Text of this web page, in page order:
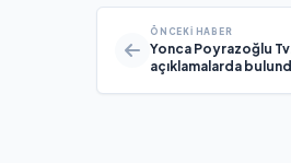
ÖNCEKI HABER
Yonca Poyrazoğlu
açıklamalarda